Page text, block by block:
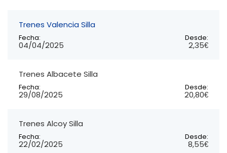
Trenes Valencia Silla
Fecha:
04/04/2025
Desde:
2,35€
Trenes Albacete Silla
Fecha:
29/08/2025
Desde:
20,80€
Trenes Alcoy Silla
Fecha:
22/02/2025
Desde:
8,55€